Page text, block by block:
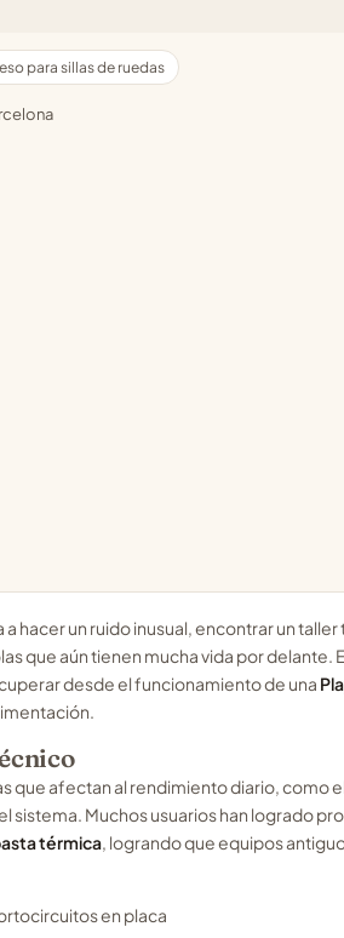
para sillas de ruedas
hacer un ruido inusual, encontrar un
que aún tienen mucha vida por delante.
desde el funcionamiento de una
que afectan al rendimiento diario, como
Muchos usuarios han logrado
térmica, logrando que equipos
en placa